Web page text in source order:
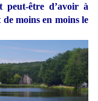
peut-être d’avoir à
de moins en moins le